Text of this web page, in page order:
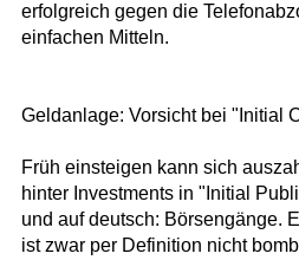
erfolgreich gegen die
einfachen Mitteln.
Geldanlage: Vorsicht bei "Initial
Früh einsteigen kann sich
hinter Investments in "Initial
und auf deutsch: Börsengänge.
ist zwar per Definition nicht